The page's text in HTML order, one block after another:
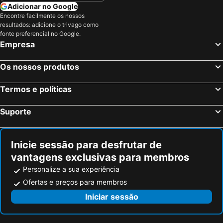
Fall River, Massachusetts Hotéis
Swansea, Massachusetts Hotéis
Chelsea, Massachusetts Hotéis
Miami Beach, Flórida Hotéis
Miami, Flórida Hotéis
Las Vegas, Nevada Hotéis
Lake Buena Vista, Flórida Hotéis
Adicionar no Google
Encontre facilmente os nossos
resultados: adicione o trivago como
fonte preferencial no Google.
Empresa
Os nossos produtos
Termos e políticas
Suporte
Inicie sessão para desfrutar de
vantagens exclusivas para membros
Personalize a sua experiência
Ofertas e preços para membros
Iniciar sessão